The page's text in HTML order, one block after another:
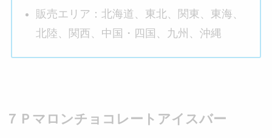
販売エリア：北海道、東北、関東、東海、
北陸、関西、中国・四国、九州、沖縄
７Ｐマロンチョコレートアイスバー